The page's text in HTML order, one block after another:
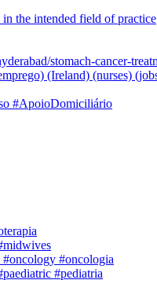
the intended field of practice
stomach-cancer-
(Ireland) (nurses)
#ApoioDomiciliário
#oncologia
#pediatria